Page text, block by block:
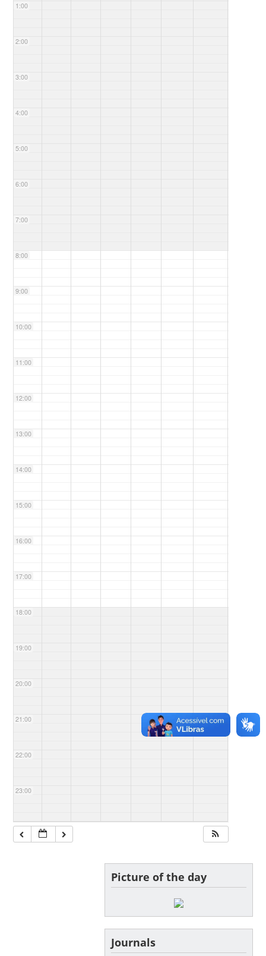
1:00
2:00
3:00
4:00
5:00
6:00
7:00
8:00
9:00
10:00
11:00
12:00
13:00
14:00
15:00
16:00
17:00
18:00
19:00
20:00
21:00
22:00
23:00
Picture of the day
Journals